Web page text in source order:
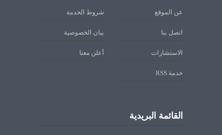
عن الموقع شروط الخدمة
اتصل بنا بيان الخصوصية
الاستشارات أعلن معنا
خدمة RSS
القائمة البريدية